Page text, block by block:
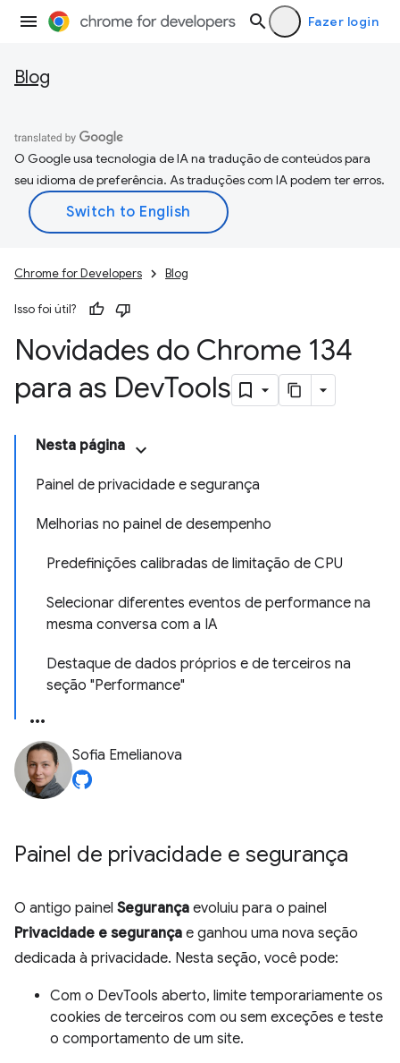
Fazer login
Blog
O Google usa tecnologia de IA na tradução de conteúdos para
seu idioma de preferência. As traduções com IA podem ter erros.
Chrome for Developers Blog
Isso foi útil?
Novidades do Chrome 134
para as DevTools
Nesta página
Painel de privacidade e segurança
Melhorias no painel de desempenho
Predefinições calibradas de limitação de CPU
Selecionar diferentes eventos de performance na
mesma conversa com a IA
Destaque de dados próprios e de terceiros na
seção "Performance"
Sofia Emelianova
Painel de privacidade e segurança
O antigo painel Segurança evoluiu para o painel
Privacidade e segurança e ganhou uma nova seção
dedicada à privacidade. Nesta seção, você pode:
Com o DevTools aberto, limite temporariamente os
cookies de terceiros com ou sem exceções e teste
o comportamento de um site.